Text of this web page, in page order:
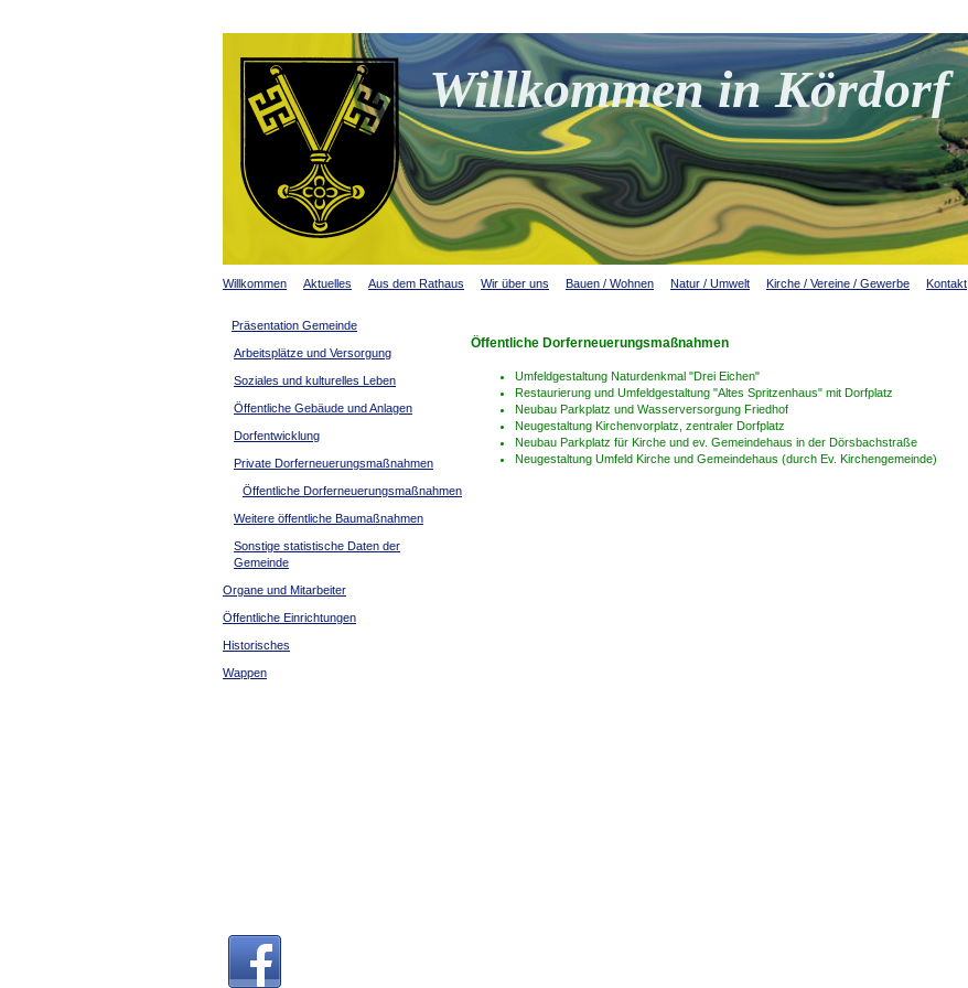
Willkommen in Kördorf
Willkommen Aktuelles Aus dem Rathaus Wir über uns Bauen / Wohnen Natur / Umwelt Kirche / Vereine / Gewerbe Kontakt
Öffentliche Dorferneuerungsmaßnahmen
Umfeldgestaltung Naturdenkmal "Drei Eichen"
Restaurierung und Umfeldgestaltung "Altes Spritzenhaus" mit Dorfplatz
Neubau Parkplatz und Wasserversorgung Friedhof
Neugestaltung Kirchenvorplatz, zentraler Dorfplatz
Neubau Parkplatz für Kirche und ev. Gemeindehaus in der Dörsbachstraße
Neugestaltung Umfeld Kirche und Gemeindehaus (durch Ev. Kirchengemeinde)
Präsentation Gemeinde
Arbeitsplätze und Versorgung
Soziales und kulturelles Leben
Öffentliche Gebäude und Anlagen
Dorfentwicklung
Private Dorferneuerungsmaßnahmen
Öffentliche Dorferneuerungsmaßnahmen
Weitere öffentliche Baumaßnahmen
Sonstige statistische Daten der
Gemeinde
Organe und Mitarbeiter
Öffentliche Einrichtungen
Historisches
Wappen